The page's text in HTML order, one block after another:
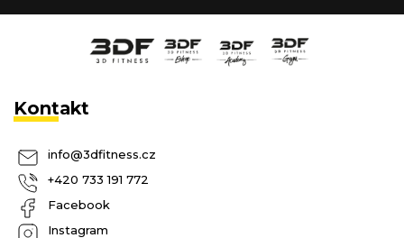
Kontakt
info@3dfitness.cz
+420 733 191 772
Facebook
Instagram